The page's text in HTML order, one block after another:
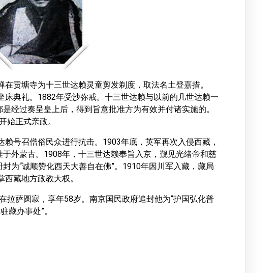
部
大
集
部
经
部
密
教
史
传
部
贡塘寺为十三世达赖灵童剪发剃度，取法名土登嘉措。
床典礼。1882年受沙弥戒。十三世达赖与以前的几世达赖一
经过奏呈皇上后，得到旨意批准方为有效并付诸实施的。
始正式亲政。
号召僧俗民众进行抗击。1903年底，英军再次入侵西藏，
外蒙古。1908年，十三世达赖奉旨入京，觐见光绪帝和慈
为“诚顺赞化西天大善自在佛”。1910年因川军入藏，藏局
藏地方政教大权。
拉萨圆寂，享年58岁。南京国民政府追封他为“护国弘化普
藏办事处”。